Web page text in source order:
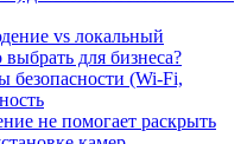
vs локальный
выбрать для бизнеса?
безопасности (Wi-Fi,
не помогает раскрыть